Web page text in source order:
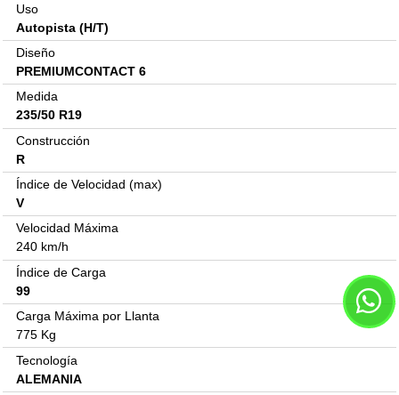
Uso
Autopista (H/T)
Diseño
PREMIUMCONTACT 6
Medida
235/50 R19
Construcción
R
Índice de Velocidad (max)
V
Velocidad Máxima
240 km/h
Índice de Carga
99
Carga Máxima por Llanta
775 Kg
Tecnología
ALEMANIA